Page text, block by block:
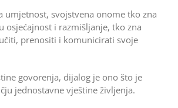
umjetnost, svojstvena onome tko zna
osjećajnost i razmišljanje, tko zna
prenositi i komunicirati svoje
govorenja, dijalog je ono što je
jednostavne vještine življenja.